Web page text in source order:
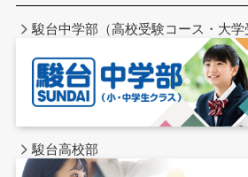
駿台中学部（高校受験コース・大学
駿台高校部